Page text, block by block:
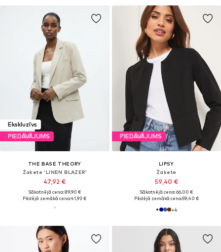
Ekskluzīvs
PIEDĀVĀJUMS
THE BASE THEORY
Žakete 'LINEN BLAZER'
47,92 €
Sākotnējā cena: 89,90 €
Pēdējā zemākā cena:41,93 €
PIEDĀVĀJUMS
LIPSY
Žakete
59,40 €
Sākotnējā cena: 66,00 €
Pēdējā zemākā cena:59,40 €
+4